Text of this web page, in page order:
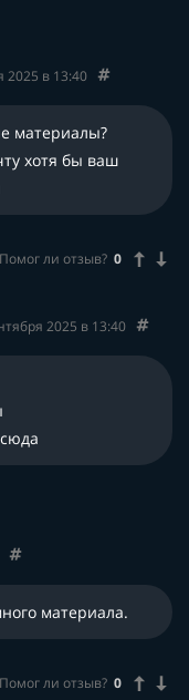
2025 в 13:40
материалы?
хотя бы ваш
Помог ли отзыв? 0
2025 в 13:40
материала.
Помог ли отзыв? 0